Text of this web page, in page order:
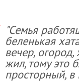
"Семья
беленькая
вечер,
жил, тому это
просторный, в